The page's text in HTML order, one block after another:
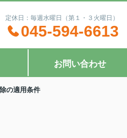
休日：毎週水曜日（第１・３火曜日）
045-594-6613
お問い合わせ
の適用条件